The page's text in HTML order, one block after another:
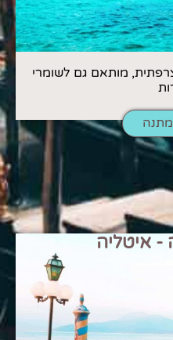
מותאם גם לשומרי
- איטליה